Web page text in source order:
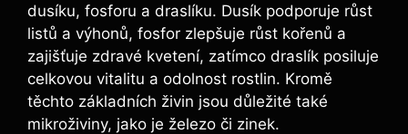
dusíku, fosforu​ a draslíku. Dusík⁢ podporuje ‍růst
listů a‍ výhonů, fosfor zlepšuje růst kořenů a
zajišťuje zdravé kvetení, zatímco draslík ⁣posiluje
⁤celkovou vitalitu a odolnost rostlin. Kromě
těchto základních‌ živin jsou důležité také
mikroživiny, jako je železo či zinek.